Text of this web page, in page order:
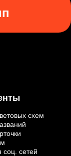
схем
сетей